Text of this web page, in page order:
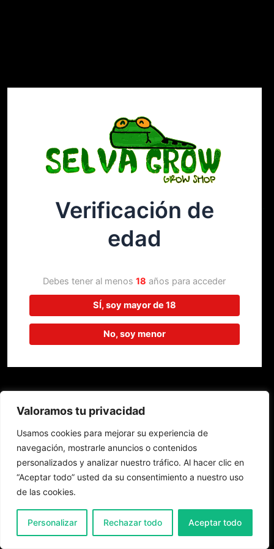
Valoramos tu privacidad
Usamos cookies para mejorar su experiencia de
navegación, mostrarle anuncios o contenidos
personalizados y analizar nuestro tráfico. Al hacer clic en
“Aceptar todo” usted da su consentimiento a nuestro uso
de las cookies.
Personalizar Rechazar todo Aceptar todo
¡Disculpa este desastre! Estamos
trabajando en algo increíble,
¡vuelve pronto!
Verificación de
edad
Debes tener al menos18 años para acceder
SÍ, soy mayor de 18
No, soy menor